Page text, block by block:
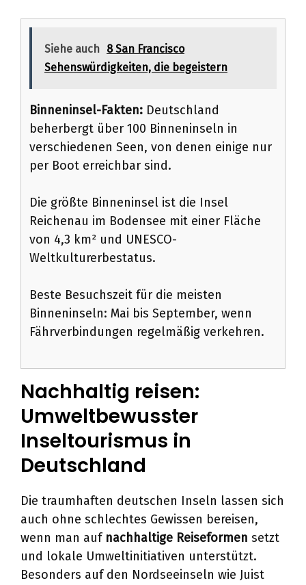
Siehe auch 8 San Francisco
Sehenswürdigkeiten, die begeistern
Binneninsel-Fakten: Deutschland
beherbergt über 100 Binneninseln in
verschiedenen Seen, von denen einige nur
per Boot erreichbar sind.
Die größte Binneninsel ist die Insel
Reichenau im Bodensee mit einer Fläche
von 4,3 km² und UNESCO-
Weltkulturerbestatus.
Beste Besuchszeit für die meisten
Binneninseln: Mai bis September, wenn
Fährverbindungen regelmäßig verkehren.
Nachhaltig reisen:
Umweltbewusster
Inseltourismus in
Deutschland
Die traumhaften deutschen Inseln lassen sich
auch ohne schlechtes Gewissen bereisen,
wenn man auf nachhaltige Reiseformen setzt
und lokale Umweltinitiativen unterstützt.
Besonders auf den Nordseeinseln wie Juist